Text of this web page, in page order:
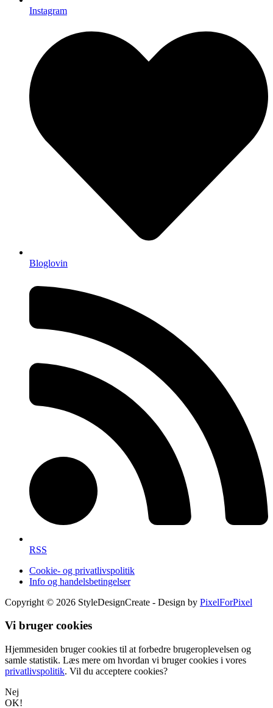
Instagram
Bloglovin
RSS
Cookie- og privatlivspolitik
Info og handelsbetingelser
Copyright © 2026 StyleDesignCreate - Design by PixelForPixel
Vi bruger cookies
Hjemmesiden bruger cookies til at forbedre brugeroplevelsen og
samle statistik. Læs mere om hvordan vi bruger cookies i vores
privatlivspolitik. Vil du acceptere cookies?
Nej
OK!